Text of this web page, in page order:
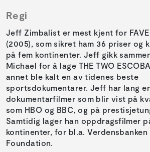
Regi
Jeff Zimbalist er mest kjent for
(2005), som sikret ham 36 priser og
på fem kontinenter. Jeff gikk
Michael for å lage THE TWO
annet ble kalt en av tidenes beste
sportsdokumentarer. Jeff har lang
dokumentarfilmer som blir vist på
som HBO og BBC, og på
Samtidig lager han oppdragsfilmer
kontinenter, for bl.a. Verdensbanken
Foundation.